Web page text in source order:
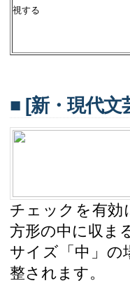
視する
■ [新・現代文
チェックを有効
方形の中に収ま
サイズ「中」の
整されます。